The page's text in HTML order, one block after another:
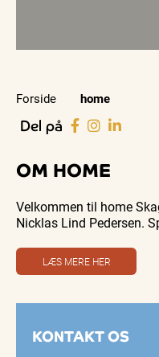
Forside home
Del på
OM HOME
Velkommen til home
Nicklas Lind Pedersen.
LÆS MERE HER
KONTAKT OS